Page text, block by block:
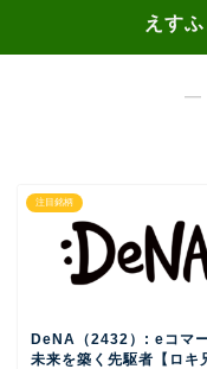
えす
―
注目銘柄
DeNA（2432）: eコマ
未来を築く先駆者【ロキ